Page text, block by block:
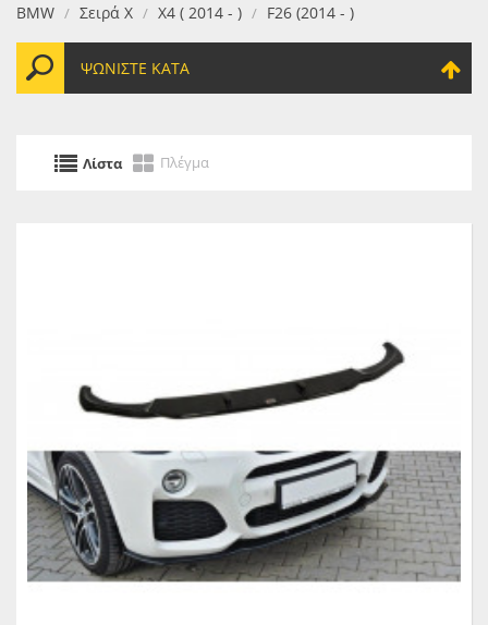
BMW / Σειρά X / X4 ( 2014 - ) / F26 (2014 - )
ΨΩΝΊΣΤΕ ΚΑΤΆ
Λίστα Πλέγμα